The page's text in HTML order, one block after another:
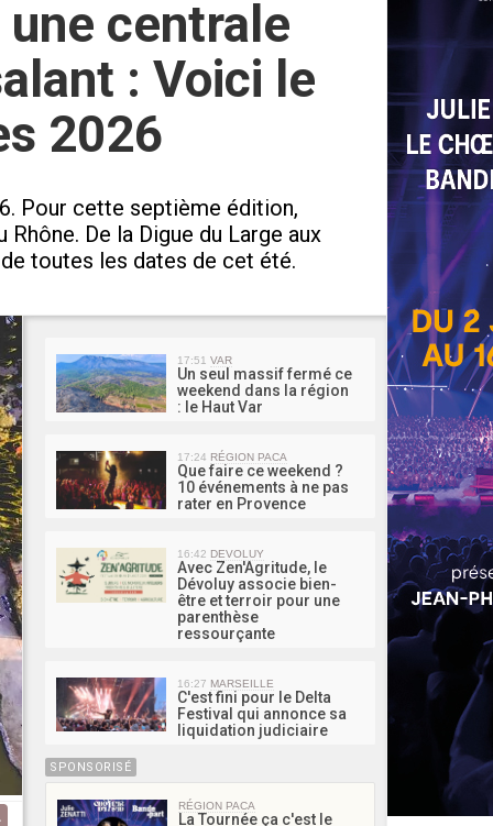
centrale
: Voici le
2026
Pour cette septième édition,
De la Digue du Large aux
toutes les dates de cet été.
MA
17:51 VAR
Un seul massif fermé ce
weekend dans la région
: le Haut Var
17:24 RÉGION PACA
Que faire ce weekend ?
10 événements à ne pas
rater en Provence
16:42 DEVOLUY
Avec Zen'Agritude, le
Dévoluy associe bien-
être et terroir pour une
parenthèse
ressourçante
16:27 MARSEILLE
C'est fini pour le Delta
Festival qui annonce sa
liquidation judiciaire
SPONSORISÉ
RÉGION PACA
La Tournée ça c'est le